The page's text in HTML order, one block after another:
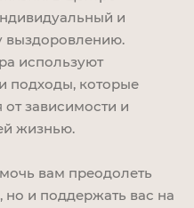
и
выздоровлению.
используют
подходы, которые
зависимости и
жизнью.
вам преодолеть
но и поддержать вас на